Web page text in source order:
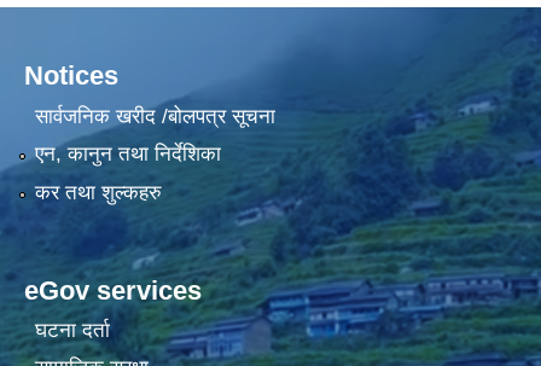
Notices
सार्वजनिक खरीद /बोलपत्र सूचना
एन, कानुन तथा निर्देशिका
कर तथा शुल्कहरु
eGov services
घटना दर्ता